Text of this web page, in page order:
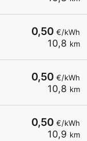
0,50 €/kWh
10,8 km
0,50 €/kWh
10,8 km
0,50 €/kWh
10,9 km